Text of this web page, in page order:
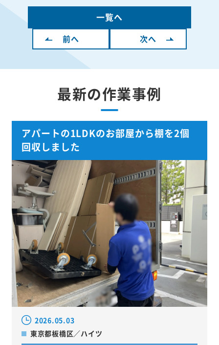
前へ
一覧へ
次へ
最新の作業事例
アパートの1LDKのお部屋から棚を2個
回収しました
2026.05.03
東京都板橋区／ハイツ